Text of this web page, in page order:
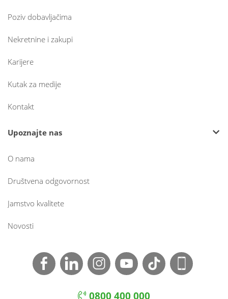
Poziv dobavljačima
Nekretnine i zakupi
Karijere
Kutak za medije
Kontakt
Upoznajte nas
O nama
Društvena odgovornost
Jamstvo kvalitete
Novosti
0800 400 000